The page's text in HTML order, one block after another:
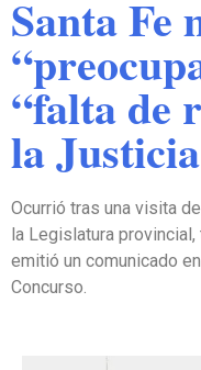
Santa Fe
“falta de
la Justicia
Ocurrió tras una visita
la Legislatura
emitió un comunicado
Concurso.